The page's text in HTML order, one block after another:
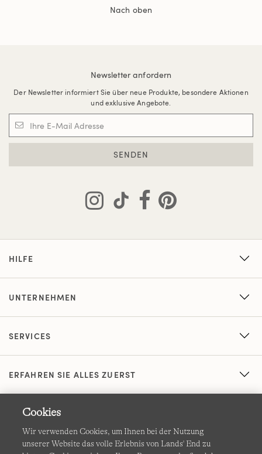
Nach oben
Newsletter anfordern
Der Newsletter informiert Sie über neue Produkte, besondere Aktionen
und exklusive Angebote.
SENDEN
HILFE
UNTERNEHMEN
SERVICES
ERFAHREN SIE ALLES ZUERST
Cookies
Wir verwenden Cookies, um Ihnen bei der Nutzung
unserer Website das volle Erlebnis von Lands' End zu